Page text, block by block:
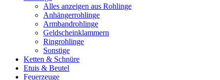
Alles anzeigen aus Rohlinge
Anhängerrohlinge
Armbandrohlinge
Geldscheinklammern
Ringrohlinge
Sonstige
Ketten & Schnüre
Etuis & Beutel
Feuerzeuge